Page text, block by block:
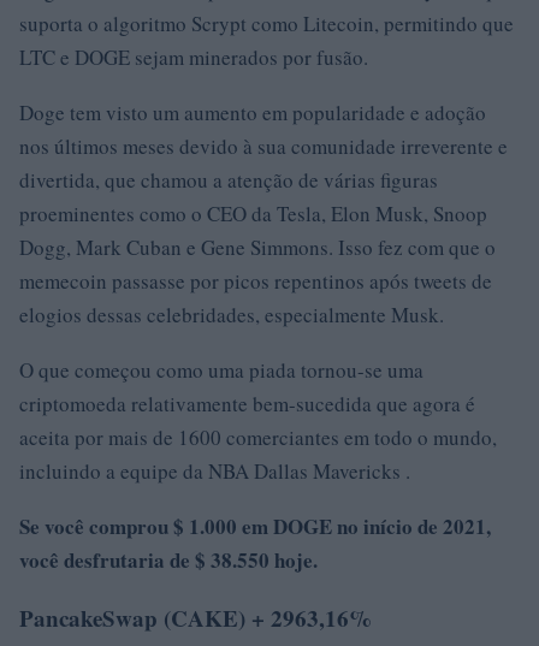
suporta o algoritmo Scrypt como Litecoin, permitindo que
LTC e DOGE sejam minerados por fusão.
Doge tem visto um aumento em popularidade e adoção
nos últimos meses devido à sua comunidade irreverente e
divertida, que chamou a atenção de várias figuras
proeminentes como o CEO da Tesla, Elon Musk, Snoop
Dogg, Mark Cuban e Gene Simmons. Isso fez com que o
memecoin passasse por picos repentinos após tweets de
elogios dessas celebridades, especialmente Musk.
O que começou como uma piada tornou-se uma
criptomoeda relativamente bem-sucedida que agora é
aceita por mais de 1600 comerciantes em todo o mundo,
incluindo a equipe da NBA Dallas Mavericks .
Se você comprou $ 1.000 em DOGE no início de 2021,
você desfrutaria de $ 38.550 hoje.
PancakeSwap (CAKE) + 2963,16%